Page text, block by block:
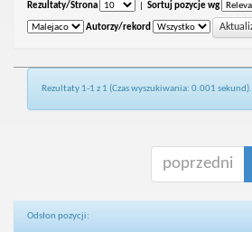
Rezultaty/Strona Sortuj pozycje wg
Autorzy/rekord
Rezultaty 1-1 z 1 (Czas wyszukiwania: 0.001 sekund).
poprzedni
Odsłon pozycji: